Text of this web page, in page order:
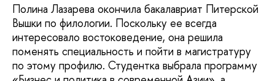
Полина Лазарева окончила бакалавриат Питерской
Вышки по филологии. Поскольку ее всегда
интересовало востоковедение, она решила
поменять специальность и пойти в магистратуру
по этому профилю. Студентка выбрала программу